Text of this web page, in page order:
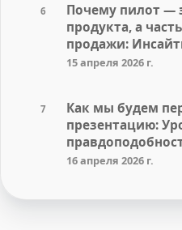
6
Почему пилот —
продукта, а
продажи:
15 апреля 2026 г.
7
Как мы будем
презентацию:
16 апреля 2026 г.